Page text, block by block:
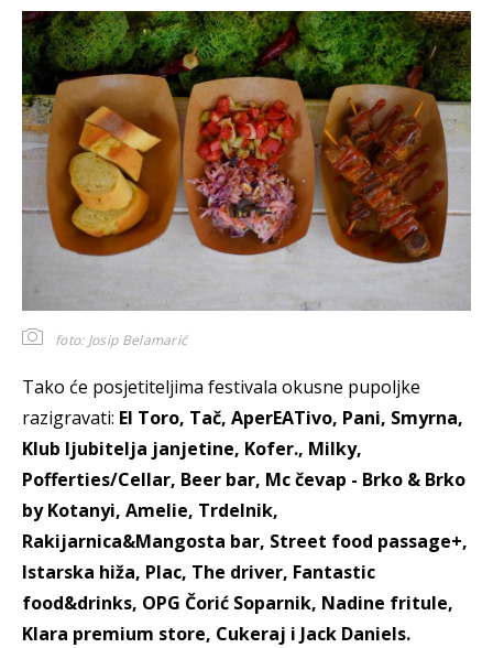
foto: Josip Belamarić
Tako će posjetiteljima festivala okusne pupoljke
razigravati: El Toro, Tač, AperEATivo, Pani, Smyrna,
Klub ljubitelja janjetine, Kofer., Milky,
Pofferties/Cellar, Beer bar, Mc čevap - Brko & Brko
by Kotanyi, Amelie, Trdelnik,
Rakijarnica&Mangosta bar, Street food passage+,
Istarska hiža, Plac, The driver, Fantastic
food&drinks, OPG Čorić Soparnik, Nadine fritule,
Klara premium store, Cukeraj i Jack Daniels.